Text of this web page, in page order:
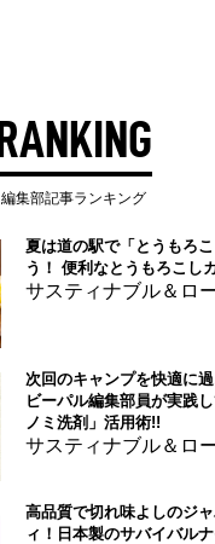
RANKING
編集部記事ランキング
夏は道の駅で「とうもろ
う！ 便利なとうもろこし
サスティナブル＆ロ
次回のキャンプを快適に過
ビーパル編集部員が実践
ノミ洗剤」活用術!!
サスティナブル＆ロ
高品質で切れ味よしのジ
ィ！日本製のサバイバル